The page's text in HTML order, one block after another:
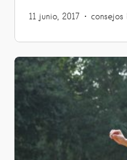
11 junio, 2017 consejos